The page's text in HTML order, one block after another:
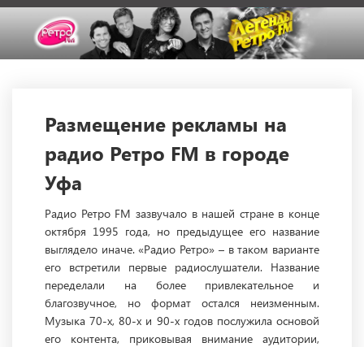
Размещение рекламы на
радио Ретро FM в городе
Уфа
Радио Ретро FM зазвучало в нашей стране в конце
октября 1995 года, но предыдущее его название
выглядело иначе. «Радио Ретро» – в таком варианте
его встретили первые радиослушатели. Название
переделали на более привлекательное и
благозвучное, но формат остался неизменным.
Музыка 70-х, 80-х и 90-х годов послужила основой
его контента, приковывая внимание аудитории,